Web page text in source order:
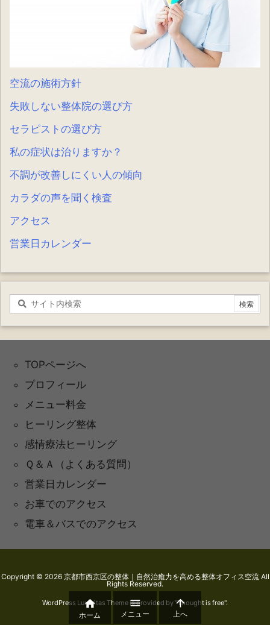
空流の施術方針
失敗しない整体院の選び方
セラピストの選び方
私の症状は治りますか？
不調が改善しにくい人の傾向
カラダの声を聞く検査
アクセス
営業日カレンダー
TOPページへ
プロフィール
メニュー料金
ヒーリング整体
感情療法ヒーリング
Ｑ＆Ａ（よくある質問）
営業日カレンダー
お車でのアクセス
電車＆バスでのアクセス
Copyright © 2026 京都市西京区の整体｜自然治癒力を高める整体オフィス空流All
Rights Reserved.
WordPress Luxeritas Theme is provided by "Thought is free".

ホーム

メニュー

上へ